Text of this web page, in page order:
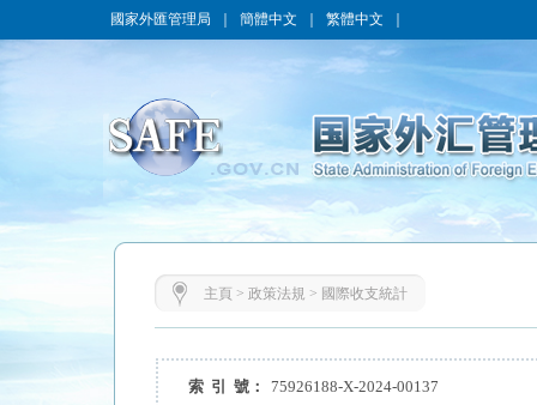
國家外匯管理局 簡體中文 繁體中文
主頁 > 政策法規 > 國際收支統計
索 引 號：
75926188-X-2024-00137